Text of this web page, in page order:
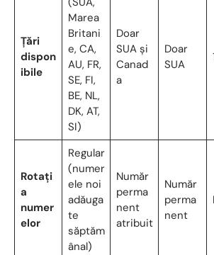
Țări
dispon
ibile
Marea
Britani
e, CA,
AU, FR,
SE, FI,
BE, NL,
DK, AT,
SI)
Doar
SUA și
Canad
a
Doar
SUA
Rotați
a
numer
elor
Regular
(numer
ele noi
adăuga
te
săptăm
ânal)
Număr
perma
nent
atribuit
Număr
perma
nent